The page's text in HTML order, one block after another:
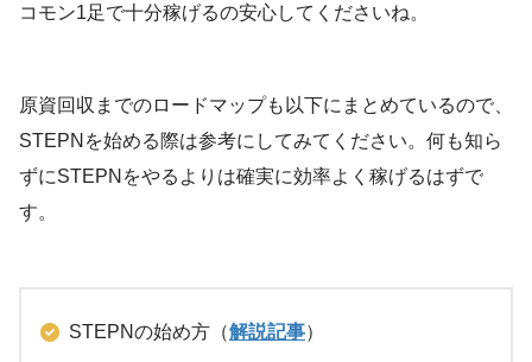
コモン1足で十分稼げるの安心してくださいね。
原資回収までのロードマップも以下にまとめているので、
STEPNを始める際は参考にしてみてください。何も知ら
ずにSTEPNをやるよりは確実に効率よく稼げるはずで
す。
STEPNの始め方（解説記事）